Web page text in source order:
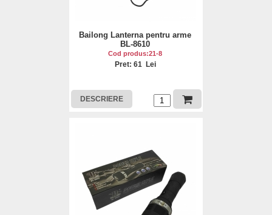
Bailong Lanterna pentru arme
BL-8610
Cod produs:21-8
Pret: 61 Lei
DESCRIERE